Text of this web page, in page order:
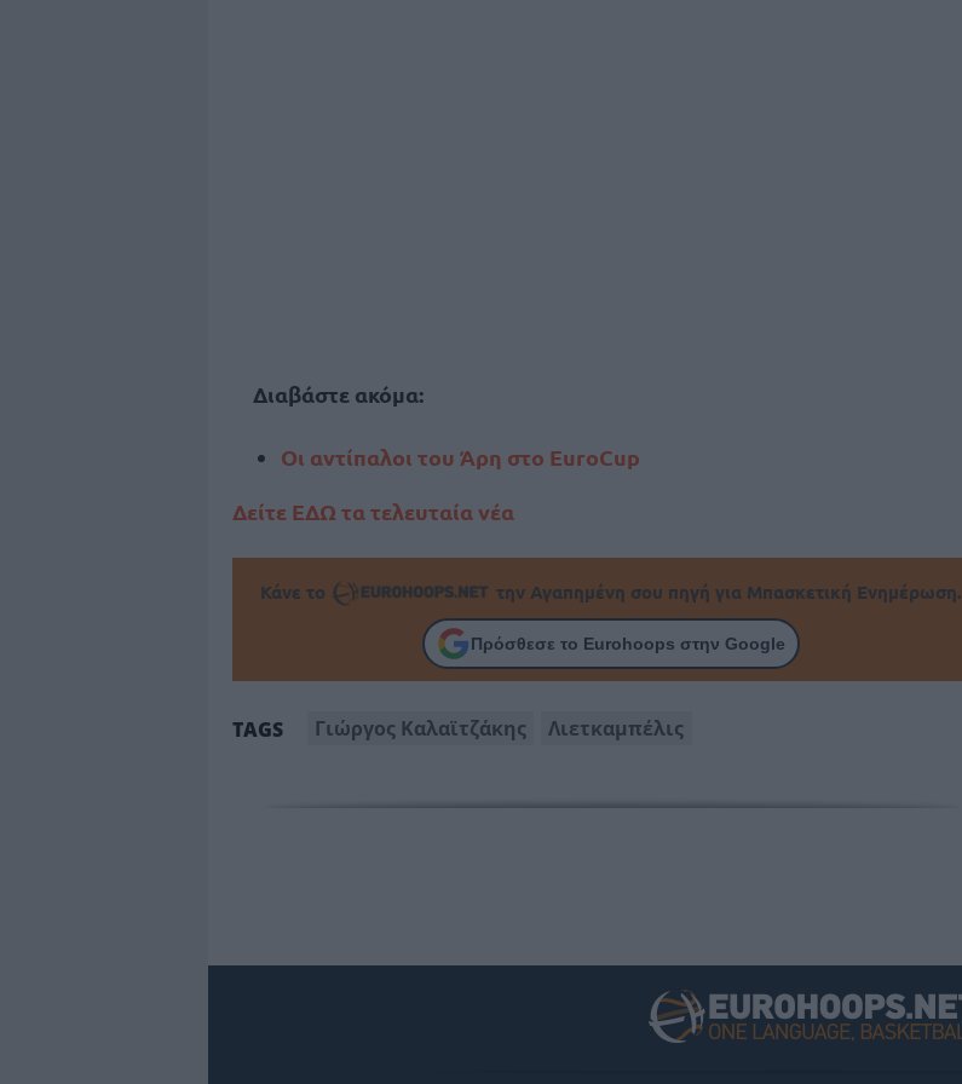
Διαβάστε ακόμα:
Οι αντίπαλοι του Άρη στο EuroCup
Δείτε ΕΔΩ τα τελευταία νέα
Κάνε το την Αγαπημένη σου πηγή για Μπασκετική Ενημέρωση.
Πρόσθεσε το Eurohoops στην Google
TAGS Γιώργος Καλαϊτζάκης Λιετκαμπέλις